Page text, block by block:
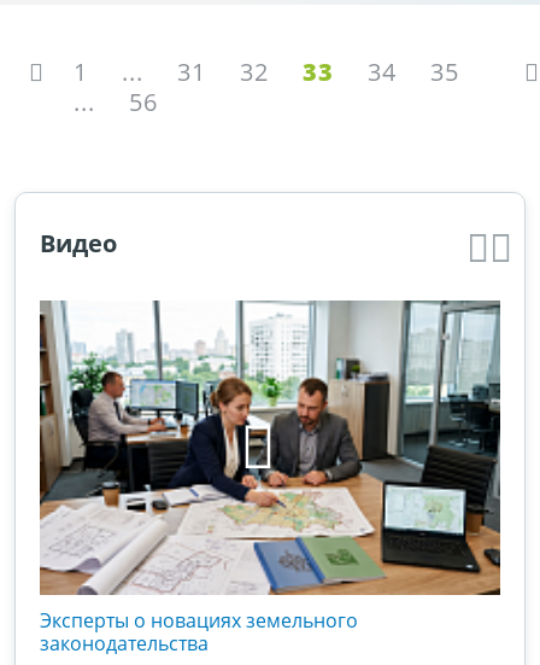
1 ... 31 32 33 34
35
...
56
Видео
Эксперты о новациях земельного
законодательства